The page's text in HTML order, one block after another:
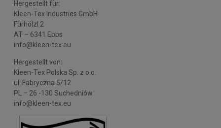
Hergestellt für:
Kleen-Tex Industries GmbH
Fürhölzl 2
AT – 6341 Ebbs
info@kleen-tex.eu
Hergestellt von:
Kleen-Tex Polska Sp. z o.o.
ul. Fabryczna 5/12
PL – 26 -130 Suchedniów
info@kleen-tex.eu